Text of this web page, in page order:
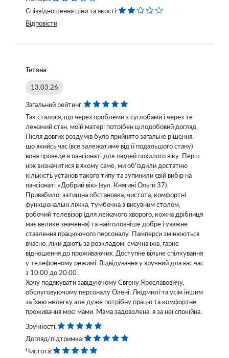
Співвідношення ціни та якості:
Відповісти
Тетяна
13.03.26
Загальний рейтинг:
Так сталося, що через проблеми з суглобами і через те
лежачий стан, моїй матері потрібен цілодобовий догляд.
Після довгих роздумів було прийнято загальне рішення,
що якийсь час (все залежатиме від її подальшого стану)
вона проведе в пансіонаті для людей похилого віку. Перш
ніж визначитися в якому саме, ми об'їздили достатню
кількість установ такого типу та зупинили свій вибір на
пансіонаті «Добрий вік» (вул. Княгині Ольги 37).
Привабило: затишна обстановка, чистота, комфортні
функціональні ліжка, тумбочка з висувним столом,
робочий телевізор (для лежачого хворого, кожна дрібниця
має велике значення) та найголовніше добре і уважне
ставлення працюючого персоналу. Памперси змінюються
вчасно, ліки дають за розкладом, смачна їжа, гарне
відношення до проживаючих. Доступне вільне спілкування
у телефонному режимі. Відвідування у зручний для вас час
з 10:00 до 20:00.
Хочу подякувати завідуючому Євгену Ярославовичу,
обслуговуючому персоналу Олені, Людмилі та усім іншим
за їхню нелегку але дуже потрібну працю та комфортне
проживання моєї мами. Мама задоволена, я за неї спокійна.
Зручності:
Догляд/підтримка:
Чистота: